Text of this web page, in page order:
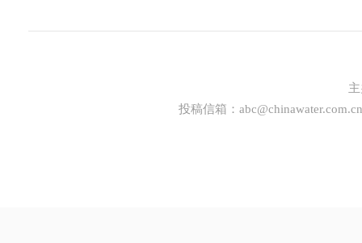
投稿信箱： abc@chinawater.com.cn